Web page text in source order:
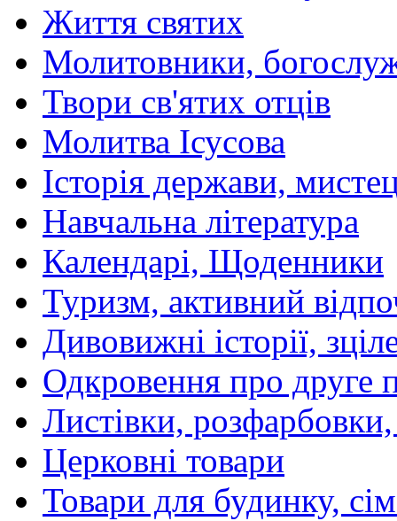
Життя святих
Молитовники,
Твори св'ятих отців
Молитва Ісусова
Історія держави,
Навчальна література
Календарі, Щоденники
Туризм, активний
Дивовижні історії,
Одкровення про друге
Листівки,
Церковні товари
Товари для будинку,